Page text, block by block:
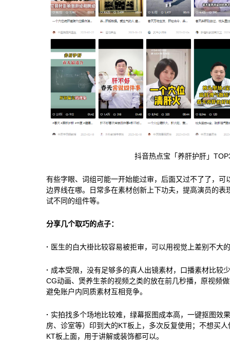
抖音热点宝「养肝护肝」
有些字眼、词组可能一开始能过审，后面又过不了了，可
边界线在哪。日常多在素材创新上下功夫，提高演员的表
试不同的组件等。
分享几个取巧的点子：
· 医生的白大褂比较容易被拒审，可以用视觉上差别不大的
· 成本受限，没有足够多的真人出镜素材，口播素材比较
CG动画、煲养生茶的视频之类的放在前几秒播，原视频
避免账户内同质素材互相竞争。
· 实拍找多个场地比较难，绿幕抠图成本高，一键抠图效
房、诊室等）印到大的KT板上，多次反复使用；不想买
KT板上面，用于讲解或装饰都可以。